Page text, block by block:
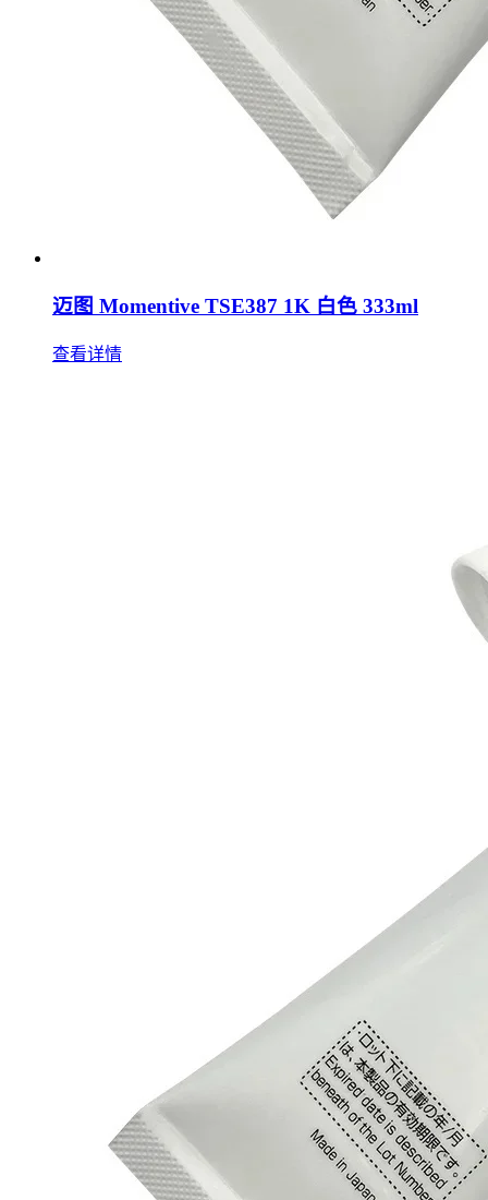
迈图 Momentive TSE387 1K 白色 333ml
查看详情